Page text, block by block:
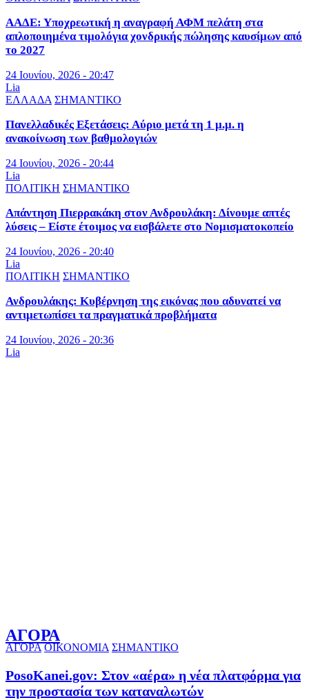
ΑΑΔΕ: Υποχρεωτική η αναγραφή ΑΦΜ πελάτη στα
απλοποιημένα τιμολόγια χονδρικής πώλησης καυσίμων από
το 2027
24 Ιουνίου, 2026 - 20:47
Lia
ΕΛΛΑΔΑ ΣΗΜΑΝΤΙΚΟ
Πανελλαδικές Εξετάσεις: Αύριο μετά τη 1 μ.μ. η
ανακοίνωση των βαθμολογιών
24 Ιουνίου, 2026 - 20:44
Lia
ΠΟΛΙΤΙΚΗ ΣΗΜΑΝΤΙΚΟ
Απάντηση Πιερρακάκη στον Ανδρουλάκη: Δίνουμε απτές
λύσεις – Είστε έτοιμος να εισβάλετε στο Νομισματοκοπείο
24 Ιουνίου, 2026 - 20:40
Lia
ΠΟΛΙΤΙΚΗ ΣΗΜΑΝΤΙΚΟ
Ανδρουλάκης: Κυβέρνηση της εικόνας που αδυνατεί να
αντιμετωπίσει τα πραγματικά προβλήματα
24 Ιουνίου, 2026 - 20:36
Lia
ΑΓΟΡΑ
ΑΓΟΡΑ ΟΙΚΟΝΟΜΙΑ ΣΗΜΑΝΤΙΚΟ
PosoKanei.gov: Στον «αέρα» η νέα πλατφόρμα για
την προστασία των καταναλωτών